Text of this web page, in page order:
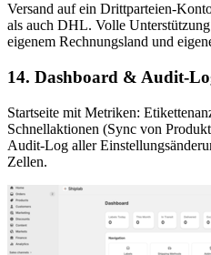
Versand auf ein Drittparteien-
als auch DHL. Volle
eigenem Rechnungsland und
14. Dashboard & Audit-
Startseite mit Metriken:
Schnellaktionen (Sync von
Audit-Log aller
Zellen.